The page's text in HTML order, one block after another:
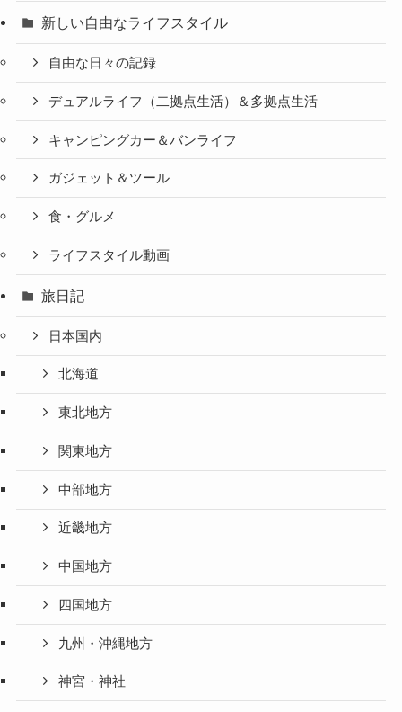
新しい自由なライフスタイル
自由な日々の記録
デュアルライフ（二拠点生活）＆多拠点生活
キャンピングカー＆バンライフ
ガジェット＆ツール
食・グルメ
ライフスタイル動画
旅日記
日本国内
北海道
東北地方
関東地方
中部地方
近畿地方
中国地方
四国地方
九州・沖縄地方
神宮・神社